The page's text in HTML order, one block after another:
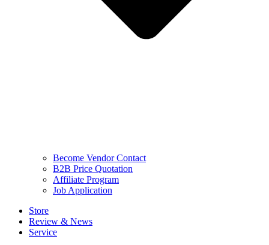
Become Vendor Contact
B2B Price Quotation
Affiliate Program
Job Application
Store
Review & News
Service